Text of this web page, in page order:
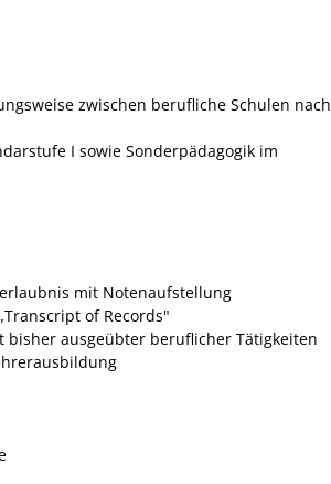
zwischen berufliche Schulen nach
I sowie Sonderpädagogik im
mit Notenaufstellung
of Records"
ausgeübter beruflicher Tätigkeiten